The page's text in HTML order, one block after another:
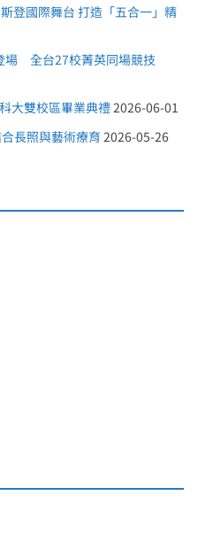
登國際舞台 打造「五合一」精
場 全台27校菁英同場競技
大雙校區畢業典禮2026-06-01
長照與藝術療育 2026-05-26